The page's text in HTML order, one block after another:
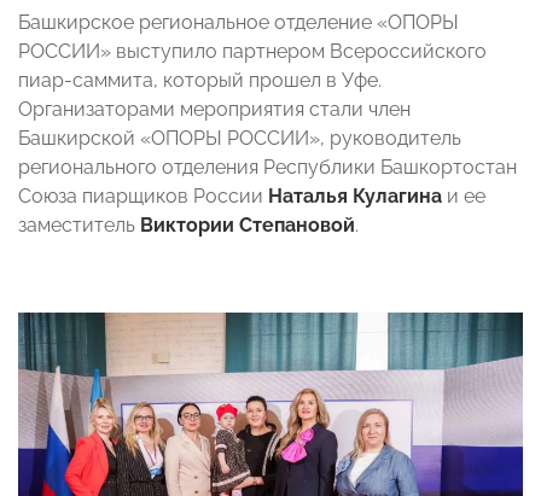
Башкирское региональное отделение «ОПОРЫ
РОССИИ» выступило партнером Всероссийского
пиар-саммита, который прошел в Уфе.
Организаторами мероприятия стали член
Башкирской «ОПОРЫ РОССИИ», руководитель
регионального отделения Республики Башкортостан
Союза пиарщиков России Наталья Кулагина и ее
заместитель Виктории Степановой.